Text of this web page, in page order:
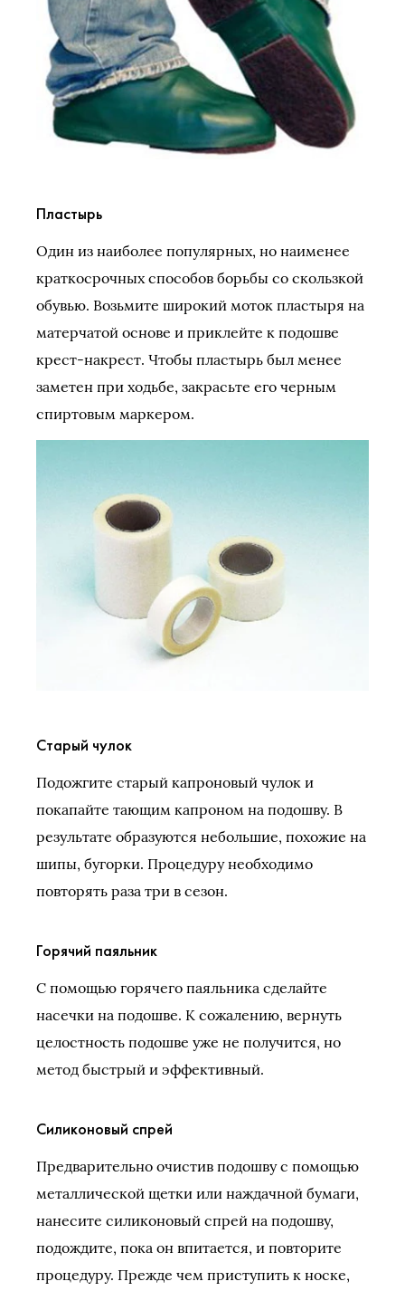
Пластырь
Один из наиболее популярных, но наименее
краткосрочных способов борьбы со скользкой
обувью. Возьмите широкий моток пластыря на
матерчатой основе и приклейте к подошве
крест-накрест. Чтобы пластырь был менее
заметен при ходьбе, закрасьте его черным
спиртовым маркером.
Старый чулок
Подожгите старый капроновый чулок и
покапайте тающим капроном на подошву. В
результате образуются небольшие, похожие на
шипы, бугорки. Процедуру необходимо
повторять раза три в сезон.
Горячий паяльник
С помощью горячего паяльника сделайте
насечки на подошве. К сожалению, вернуть
целостность подошве уже не получится, но
метод быстрый и эффективный.
Силиконовый спрей
Предварительно очистив подошву с помощью
металлической щетки или наждачной бумаги,
нанесите силиконовый спрей на подошву,
подождите, пока он впитается, и повторите
процедуру. Прежде чем приступить к носке,